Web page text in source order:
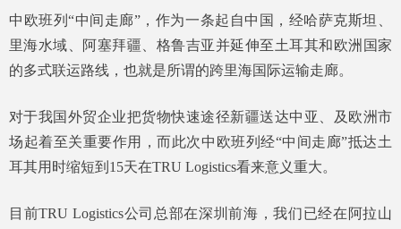
中欧班列“中间走廊”，作为一条起自中国，经哈萨克斯坦、
里海水域、阿塞拜疆、格鲁吉亚并延伸至土耳其和欧洲国家
的多式联运路线，也就是所谓的跨里海国际运输走廊。
对于我国外贸企业把货物快速途径新疆送达中亚、及欧洲市
场起着至关重要作用，而此次中欧班列经“中间走廊”抵达土
耳其用时缩短到15天在TRU Logistics看来意义重大。
目前TRU Logistics公司总部在深圳前海，我们已经在阿拉山